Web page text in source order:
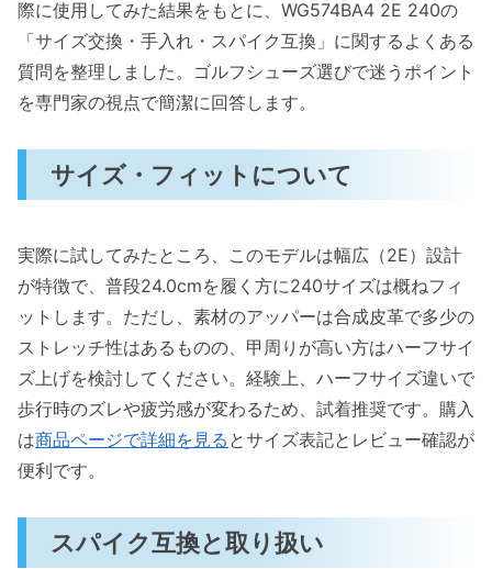
際に使用してみた結果をもとに、WG574BA4 2E 240の
「サイズ交換・手入れ・スパイク互換」に関するよくある
質問を整理しました。ゴルフシューズ選びで迷うポイント
を専門家の視点で簡潔に回答します。
サイズ・フィットについて
実際に試してみたところ、このモデルは幅広（2E）設計
が特徴で、普段24.0cmを履く方に240サイズは概ねフィ
ットします。ただし、素材のアッパーは合成皮革で多少の
ストレッチ性はあるものの、甲周りが高い方はハーフサイ
ズ上げを検討してください。経験上、ハーフサイズ違いで
歩行時のズレや疲労感が変わるため、試着推奨です。購入
は商品ページで詳細を見る とサイズ表記とレビュー確認が
便利です。
スパイク互換と取り扱い